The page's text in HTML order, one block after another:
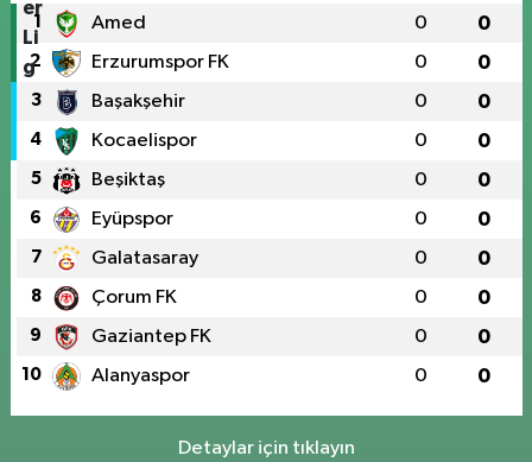
1 Amed 0 0
2 Erzurumspor FK 0 0
3 Başakşehir 0 0
4 Kocaelispor 0 0
5 Beşiktaş 0 0
6 Eyüpspor 0 0
7 Galatasaray 0 0
8 Çorum FK 0 0
9 Gaziantep FK 0 0
10 Alanyaspor 0 0
Detaylar için tıklayın